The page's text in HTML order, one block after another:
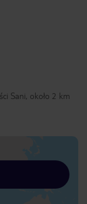
Sani, około 2 km